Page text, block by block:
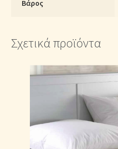
Βάρος
Σχετικά προϊόντα